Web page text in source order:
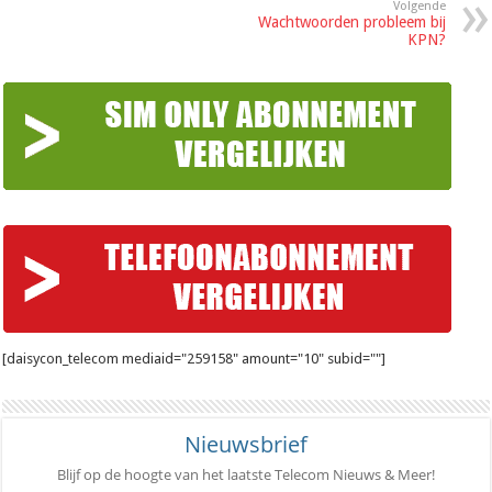
Volgende
Wachtwoorden probleem bij
KPN?
[daisycon_telecom mediaid="259158" amount="10" subid=""]
Nieuwsbrief
Blijf op de hoogte van het laatste Telecom Nieuws & Meer!